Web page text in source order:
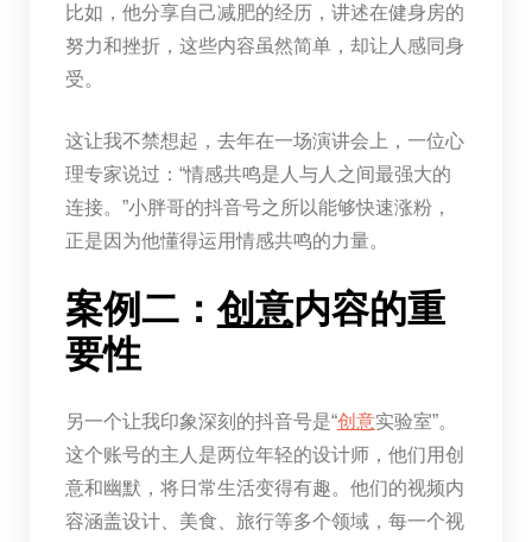
比如，他分享自己减肥的经历，讲述在健身房的
努力和挫折，这些内容虽然简单，却让人感同身
受。
这让我不禁想起，去年在一场演讲会上，一位心
理专家说过：“情感共鸣是人与人之间最强大的
连接。”小胖哥的抖音号之所以能够快速涨粉，
正是因为他懂得运用情感共鸣的力量。
案例二：创意内容的重
要性
另一个让我印象深刻的抖音号是“创意实验室”。
这个账号的主人是两位年轻的设计师，他们用创
意和幽默，将日常生活变得有趣。他们的视频内
容涵盖设计、美食、旅行等多个领域，每一个视